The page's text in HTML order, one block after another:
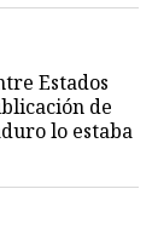
Estados
de
lo estaba